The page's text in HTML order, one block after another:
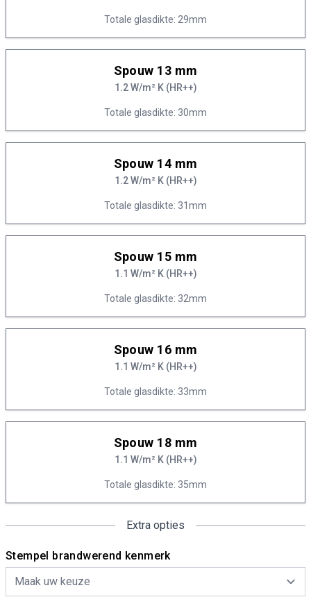
Totale glasdikte: 29mm
Spouw 13 mm
1.2 W/m² K (HR++)
Totale glasdikte: 30mm
Spouw 14 mm
1.2 W/m² K (HR++)
Totale glasdikte: 31mm
Spouw 15 mm
1.1 W/m² K (HR++)
Totale glasdikte: 32mm
Spouw 16 mm
1.1 W/m² K (HR++)
Totale glasdikte: 33mm
Spouw 18 mm
1.1 W/m² K (HR++)
Totale glasdikte: 35mm
Extra opties
Stempel brandwerend kenmerk